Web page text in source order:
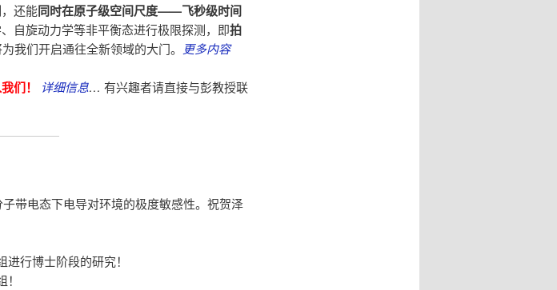
还能同时在原子级空间尺度——飞秒级时间
自旋动力学等非平衡态进行极限探测，即拍
我们开启通往全新领域的大门。 更多内容
们！ 详细信息… 有兴趣者请直接与彭教授联
带电态下电导对环境的极度敏感性。祝贺泽
行博士阶段的研究！